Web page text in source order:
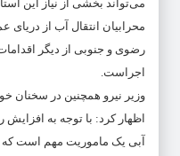
می‌تواند بخشی از نیاز این
محرابیان انتقال آب از
رضوی و جنوبی از دیگر
اجراست.
وزیر نیرو همچنین در سخنان
اظهار کرد: با توجه به
آبی یک ماموریت مهم است که